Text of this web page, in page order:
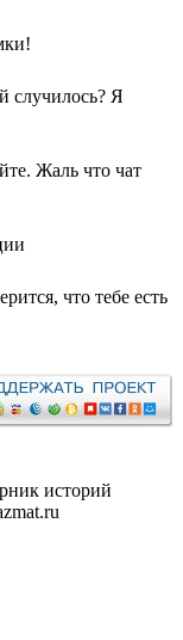
случилось? Я
Жаль что чат
что тебе есть
историй